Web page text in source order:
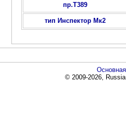
пр.Т389
тип Инспектор Мк2
Основная
© 2009-2026,